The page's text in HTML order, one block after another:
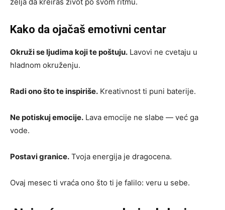
Kako da ojačaš emotivni centar
Okruži se ljudima koji te poštuju. Lavovi ne cvetaju u
hladnom okruženju.
Radi ono što te inspiriše. Kreativnost ti puni baterije.
Ne potiskuj emocije. Lava emocije ne slabe — već ga
vode.
Postavi granice. Tvoja energija je dragocena.
Ovaj mesec ti vraća ono što ti je falilo: veru u sebe.